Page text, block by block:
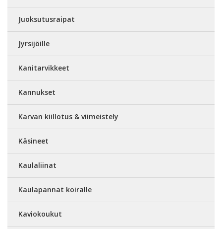
Juoksutusraipat
Jyrsijöille
Kanitarvikkeet
Kannukset
Karvan kiillotus & viimeistely
Käsineet
Kaulaliinat
Kaulapannat koiralle
Kaviokoukut